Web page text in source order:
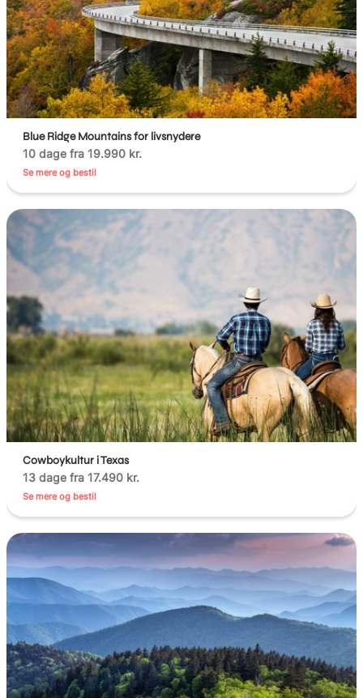
Blue Ridge Mountains for livsnydere
10 dage fra 19.990 kr.
Se mere og bestil
Cowboykultur i Texas
13 dage fra 17.490 kr.
Se mere og bestil